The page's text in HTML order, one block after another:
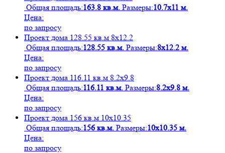
Общая площадь:163.8 кв.м. Размеры:10.7х11 м.
Цена:
по запросу
Проект дома 128.55 кв.м 8х12.2
Общая площадь:128.55 кв.м. Размеры:8х12.2 м.
Цена:
по запросу
Проект дома 116.11 кв.м 8.2х9.8
Общая площадь:116.11 кв.м. Размеры:8.2х9.8 м.
Цена:
по запросу
Проект дома 156 кв.м 10х10.35
Общая площадь:156 кв.м. Размеры:10х10.35 м.
Цена:
по запросу